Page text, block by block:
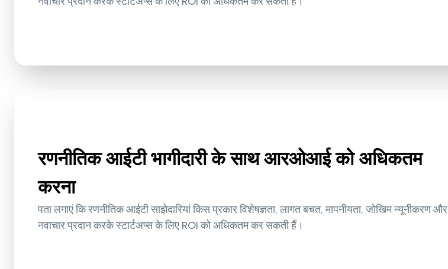
रणनीतिक आईटी भागीदारी के साथ आरओआई को अधिकतम
करना
पता लगाएं कि रणनीतिक आईटी साझेदारियां किस प्रकार विशेषज्ञता, लागत बचत, मापनीयता, जोखिम न्यूनीकरण और
नवाचार प्रदान करके स्टार्टअप्स के लिए ROI को अधिकतम कर सकती हैं।